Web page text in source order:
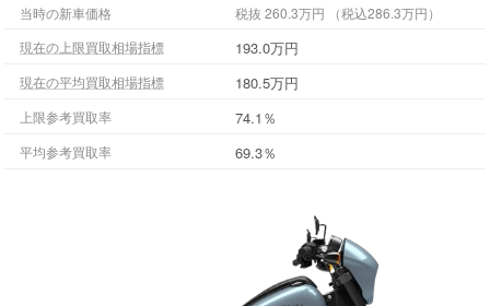
当時の新車価格
税抜 260.3万円 （税込286.3万円）
現在の上限買取相場指標
193.0万円
現在の平均買取相場指標 180.5万円
上限参考買取率 74.1％
平均参考買取率 69.3％